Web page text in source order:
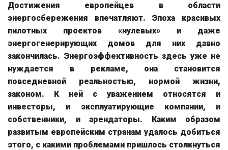
Достижения европейцев в области
энергосбережения впечатляют. Эпоха красивых
пилотных проектов «нулевых» и даже
энергогенерирующих домов для них давно
закончилась. Энергоэффективность здесь уже не
нуждается в рекламе, она становится
повседневной реальностью, нормой жизни,
законом. К ней с уважением относятся и
инвесторы, и эксплуатирующие компании, и
собственники, и арендаторы. Каким образом
развитым европейским странам удалось добиться
этого, с какими проблемами пришлось столкнуться